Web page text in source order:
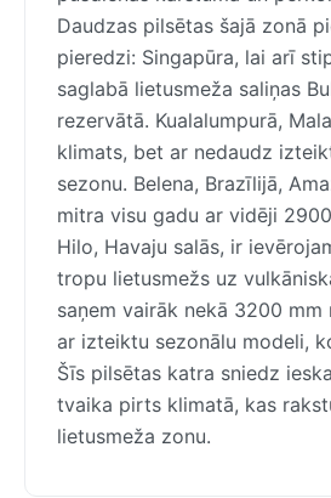
Daudzas pilsētas šajā zonā
pieredzi: Singapūra, lai arī
saglabā lietusmeža saliņas
rezervātā. Kualalumpurā,
klimats, bet ar nedaudz
sezonu. Belena, Brazīlijā,
mitra visu gadu ar vidēji
Hilo, Havaju salās, ir
tropu lietusmežs uz
saņem vairāk nekā 3200 mm
ar izteiktu sezonālu modeli,
Šīs pilsētas katra sniedz
tvaika pirts klimatā, kas
lietusmeža zonu.